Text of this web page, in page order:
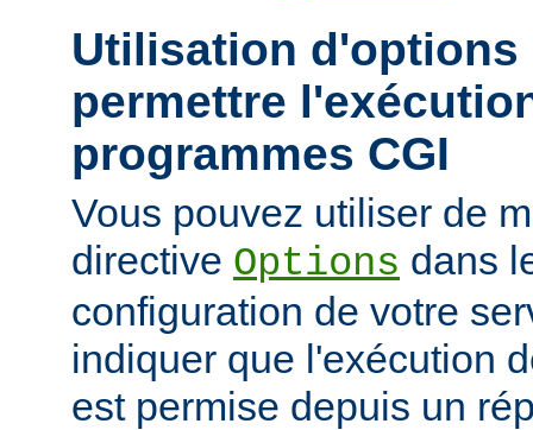
Utilisation
permettre
programmes CGI
Vous pouvez utiliser de
directive Options dans
configuration de votre
indiquer que l'exécution
est permise depuis un